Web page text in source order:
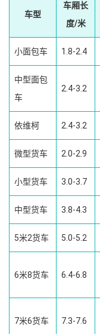
车型
车厢长
度/米
小面包车 1.8-2.4
中型面包
车
2.4-3.2
依维柯 2.4-3.2
微型货车 2.0-2.9
小型货车 3.0-3.7
中型货车 3.8-4.3
5米2货车 5.0-5.2
6米8货车 6.4-6.8
7米6货车 7.3-7.6